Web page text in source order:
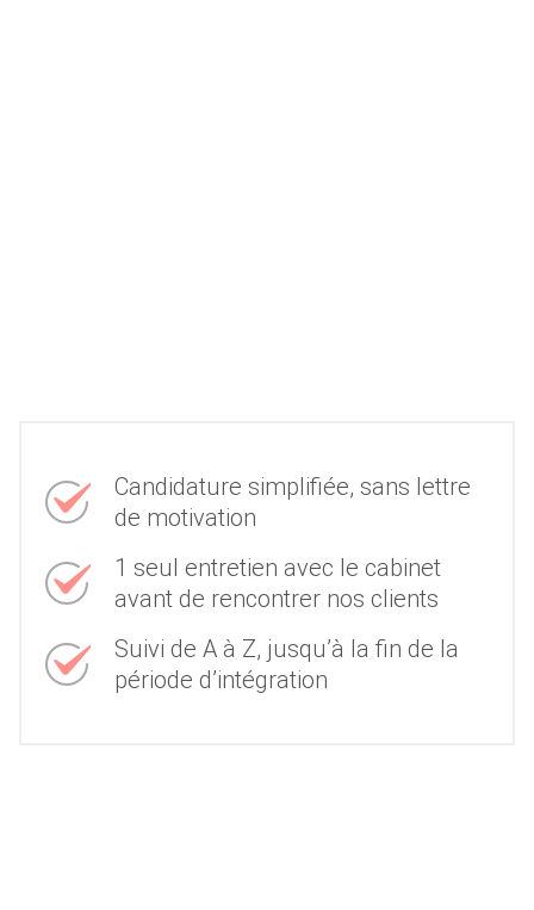
Candidature simplifiée, sans lettre
de motivation
1 seul entretien avec le cabinet
avant de rencontrer nos clients
Suivi de A à Z, jusqu’à la fin de la
période d’intégration